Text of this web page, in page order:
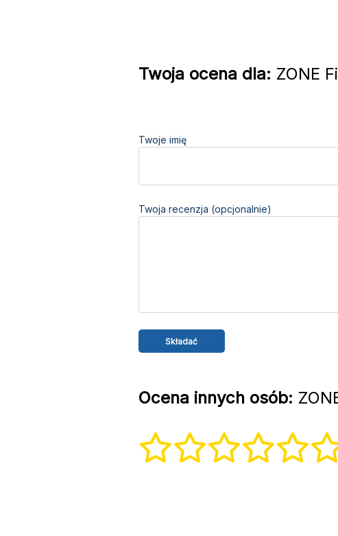
Twoja ocena dla: ZONE
Twoje imię
Twoja recenzja (opcjonalnie)
Ocena innych osób: